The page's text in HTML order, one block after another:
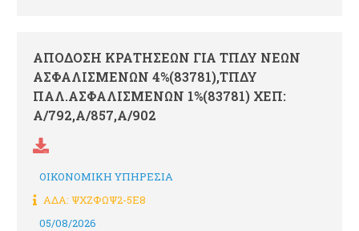
ΑΠΟΔΟΣΗ ΚΡΑΤΗΣΕΩΝ ΓΙΑ ΤΠΔΥ ΝΕΩΝ
ΑΣΦΑΛΙΣΜΕΝΩΝ 4%(83781),ΤΠΔΥ
ΠΑΛ.ΑΣΦΑΛΙΣΜΕΝΩΝ 1%(83781) ΧΕΠ:
Α/792,Α/857,Α/902
ΟΙΚΟΝΟΜΙΚΗ ΥΠΗΡΕΣΙΑ
ΑΔΑ: ΨΧΖΦΩΨ2-5Ε8
05/08/2026